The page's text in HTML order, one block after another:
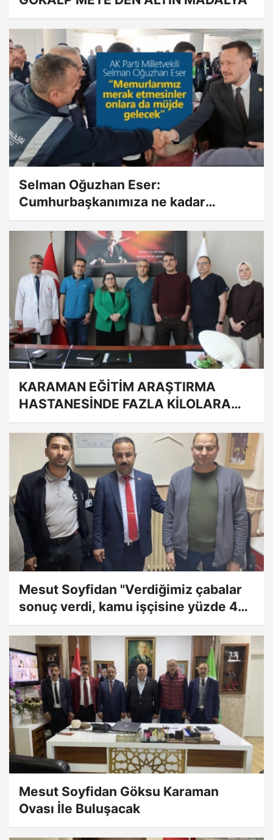
Selman Oğuzhan Eser:
Cumhurbaşkanımıza ne kadar
teşekkür etsek azdır
KARAMAN EĞİTİM ARAŞTIRMA
HASTANESİNDE FAZLA KİLOLARA
SAVAŞ AÇILDI.
Mesut Soyfidan "Verdiğimiz çabalar
sonuç verdi, kamu işçisine yüzde 45
zam yapıldı
Mesut Soyfidan Göksu Karaman
Ovası İle Buluşacak